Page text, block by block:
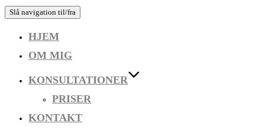
Slå navigation til/fra
HJEM
OM MIG
KONSULTATIONER
PRISER
KONTAKT